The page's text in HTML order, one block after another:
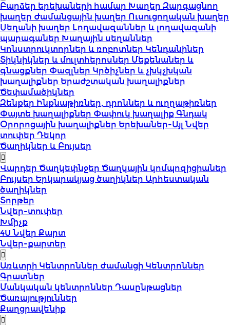
Բարձեր երեխաների համար Խաղեր Զարգացնող
խաղեր Ժամանցային խաղեր Ուսուցողական խաղեր
Սեղանի խաղեր Լողավազաններ և լողավազանի
պարագաներ Խաղային սեղաններ
Կոնստրուկտորներ և ռոբոտներ Կենդանիներ
Տիկնիկներ և մուլտհերոսներ Մեքենաներ և
գնացքներ Փազլներ Կրծիչներ և չխկչխկան
խաղալիքներ Երաժշտական խաղալիքներ
Ծեփամածիկներ
Զենքեր Ինքնաթիռներ, դրոններ և ուղղաթիռներ
Փայտե խաղալիքներ Փափուկ խաղալիքԳնդակ
Օրորոցային խաղալիքներ Երեխաներ-ԱյլՆվեր
տուփեր Դեկոր
Ծաղիկներ և Բույսեր
Վարդեր Ծաղկեփնջեր Ծաղկային կոմպոզիցիաներ
Բույսեր Երկարակյաց ծաղիկներ Արհեստական
ծաղիկներ
Տորթեր
Նվեր-տուփեր
Խմիչք
4U Նվեր Քարտ
Նվեր-քարտեր
Առևտրի Կենտրոններ Ժամանցի Կենտրոններ
Գրատներ
Մանկական կենտրոններ Դասընթացներ
Ծառայություններ
Քաղցրավենիք